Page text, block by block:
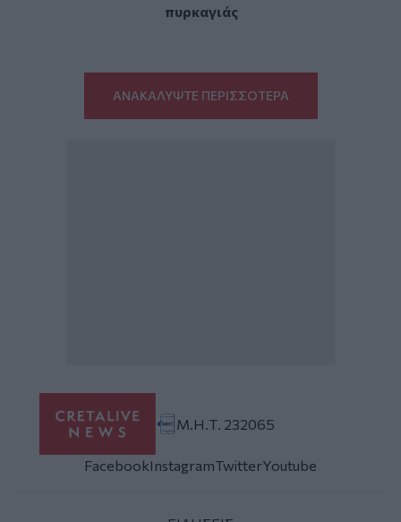
πυρκαγιάς
ΑΝΑΚΑΛΥΨΤΕ ΠΕΡΙΣΣΟΤΕΡΑ
Μ.Η.Τ. 232065
FacebookInstagramTwitterYoutube